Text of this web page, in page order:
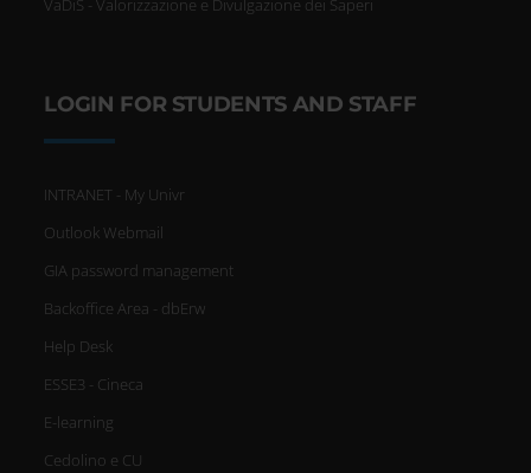
VaDiS - Valorizzazione e Divulgazione dei Saperi
LOGIN FOR STUDENTS AND STAFF
INTRANET - My Univr
Outlook Webmail
GIA password management
Backoffice Area - dbErw
Help Desk
ESSE3 - Cineca
E-learning
Cedolino e CU